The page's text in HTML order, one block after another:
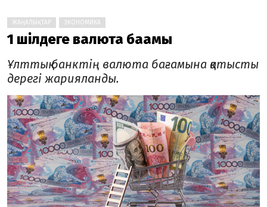
ЖАҢАЛЫҚТАР ЭКОНОМИКА
1 шілдеге валюта бағамы
Ұлттық банктің валюта бағамына қатысты
дерегі жарияланды.